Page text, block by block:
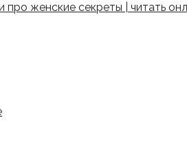
женские секреты | читать